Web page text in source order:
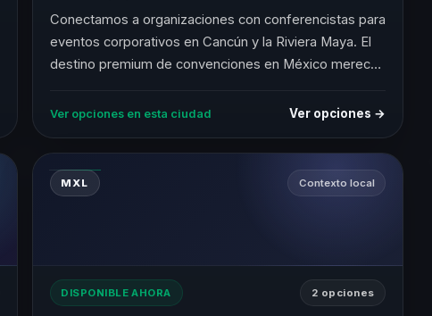
Conectamos a organizaciones con conferencistas para
eventos corporativos en Cancún y la Riviera Maya. El
destino premium de convenciones en México merece
Ver opciones en esta ciudad Ver opciones →
MXL Contexto local
DISPONIBLE AHORA 2 opciones